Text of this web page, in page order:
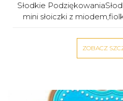
Słodkie
mini słoiczki z
ZOBACZ